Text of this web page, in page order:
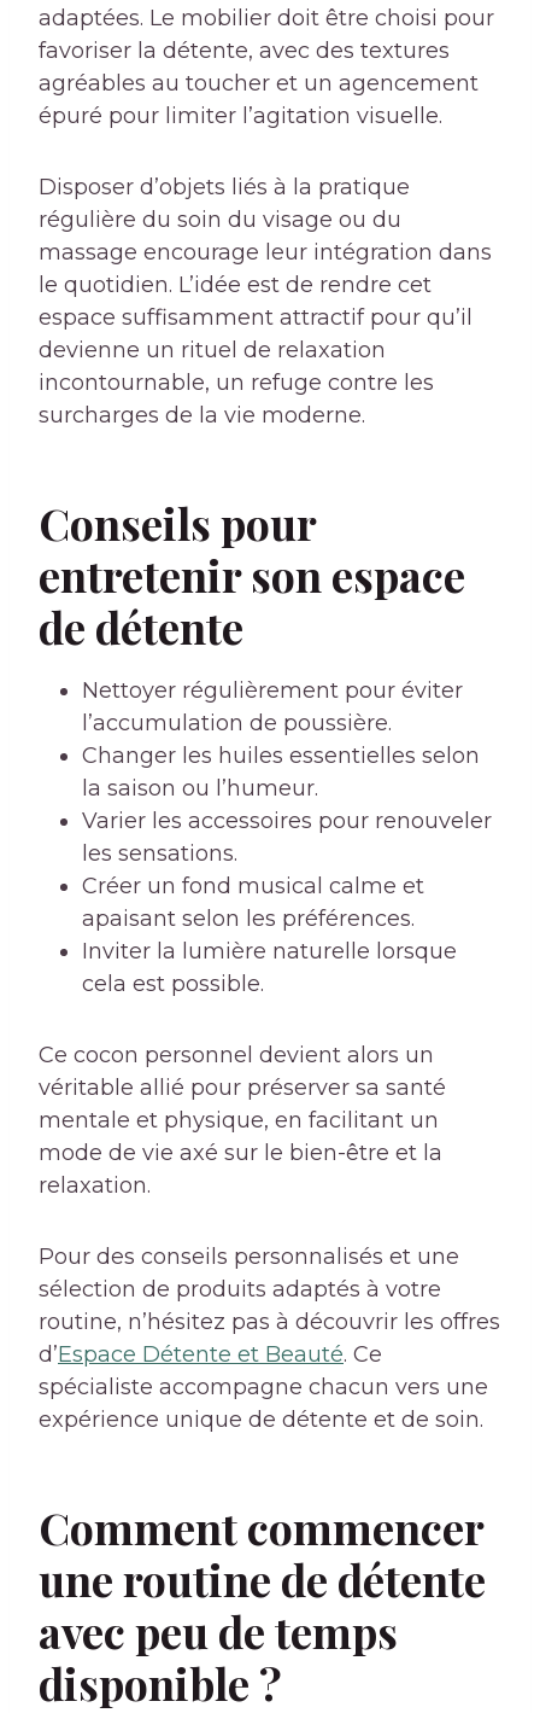
adaptées. Le mobilier doit être choisi pour
favoriser la détente, avec des textures
agréables au toucher et un agencement
épuré pour limiter l’agitation visuelle.
Disposer d’objets liés à la pratique
régulière du soin du visage ou du
massage encourage leur intégration dans
le quotidien. L’idée est de rendre cet
espace suffisamment attractif pour qu’il
devienne un rituel de relaxation
incontournable, un refuge contre les
surcharges de la vie moderne.
Conseils pour
entretenir son espace
de détente
Nettoyer régulièrement pour éviter
l’accumulation de poussière.
Changer les huiles essentielles selon
la saison ou l’humeur.
Varier les accessoires pour renouveler
les sensations.
Créer un fond musical calme et
apaisant selon les préférences.
Inviter la lumière naturelle lorsque
cela est possible.
Ce cocon personnel devient alors un
véritable allié pour préserver sa santé
mentale et physique, en facilitant un
mode de vie axé sur le bien-être et la
relaxation.
Pour des conseils personnalisés et une
sélection de produits adaptés à votre
routine, n’hésitez pas à découvrir les offres
d’Espace Détente et Beauté. Ce
spécialiste accompagne chacun vers une
expérience unique de détente et de soin.
Comment commencer
une routine de détente
avec peu de temps
disponible ?